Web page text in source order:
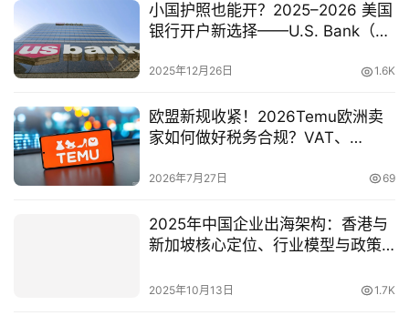
小国护照也能开？2025–2026 美国
银行开户新选择——U.S. Bank（合
2025年12月26日 1.6K
欧盟新规收紧！2026Temu欧洲卖
家如何做好税务合规？VAT、
2026年7月27日 69
2025年中国企业出海架构：香港与
新加坡核心定位、行业模型与政策
2025年10月13日 1.7K